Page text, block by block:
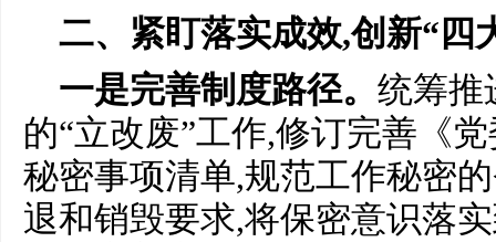
二、紧盯落实成效,创新“四
一是完善制度路径。 统筹推
的“立改废”工作,修订完善《
秘密事项清单,规范工作秘密
退和销毁要求,将保密意识落